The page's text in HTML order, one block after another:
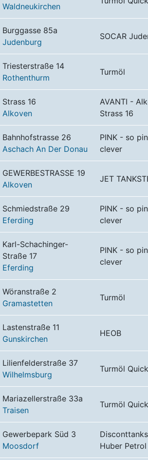
Waldneukirchen
Burggasse 85a
Judenburg
SOCAR
Triesterstraße 14
Rothenthurm
Turmöl
Strass 16
Alkoven
AVANTI -
Strass 16
Bahnhofstrasse 26
Aschach An Der Donau
PINK - so
clever
GEWERBESTRASSE 19
Alkoven
JET
Schmiedstraße 29
Eferding
PINK - so
clever
Karl-Schachinger-
Straße 17
Eferding
PINK - so
clever
Wöranstraße 2
Gramastetten
Turmöl
Lastenstraße 11
Gunskirchen
HEOB
Lilienfelderstraße 37
Wilhelmsburg
Turmöl Quick
Mariazellerstraße 33a
Traisen
Turmöl Quick
Gewerbepark Süd 3
Moosdorf
Huber Petrol